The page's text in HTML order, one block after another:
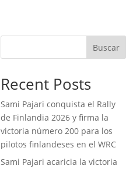
Buscar
Recent Posts
Sami Pajari conquista el Rally
de Finlandia 2026 y firma la
victoria número 200 para los
pilotos finlandeses en el WRC
Sami Pajari acaricia la victoria